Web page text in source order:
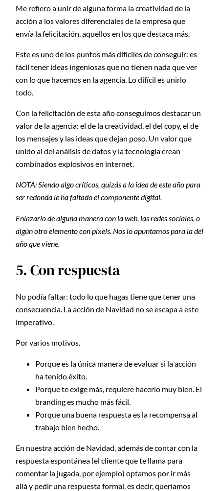
Me refiero a unir de alguna forma la creatividad de la
acción a los valores diferenciales de la empresa que
envía la felicitación, aquellos en los que destaca más.
Este es uno de los puntos más difíciles de conseguir: es
fácil tener ideas ingeniosas que no tienen nada que ver
con lo que hacemos en la agencia. Lo difícil es unirlo
todo.
Con la felicitación de esta año conseguimos destacar un
valor de la agencia: el de la creatividad, el del copy, el de
los mensajes y las ideas que dejan poso. Un valor que
unido al del análisis de datos y la tecnología crean
combinados explosivos en internet.
NOTA: Siendo algo críticos, quizás a la idea de este año para
ser redonda le ha faltado el componente digital.
Enlazarlo de alguna manera con la web, las redes sociales, o
algún otro elemento con píxels. Nos lo apuntamos para la del
año que viene.
5. Con respuesta
No podía faltar: todo lo que hagas tiene que tener una
consecuencia. La acción de Navidad no se escapa a este
imperativo.
Por varios motivos.
Porque es la única manera de evaluar si la acción
ha tenido éxito.
Porque te exige más, requiere hacerlo muy bien. El
branding es mucho más fácil.
Porque una buena respuesta es la recompensa al
trabajo bien hecho.
En nuestra acción de Navidad, además de contar con la
respuesta espontánea (el cliente que te llama para
comentar la jugada, por ejemplo) optamos por ir más
allá y pedir una respuesta formal, es decir, queríamos